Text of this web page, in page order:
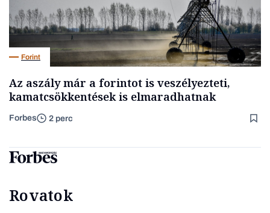
Forint
Az aszály már a forintot is veszélyezteti,
kamatcsökkentések is elmaradhatnak
Forbes 2 perc
Rovatok